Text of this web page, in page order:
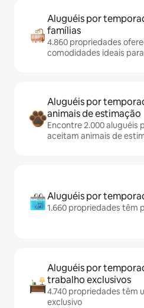
Aluguéis por
famílias
4.860 propriedades
comodidades ideais
Aluguéis por
animais de estimação
Encontre 2.000 aluguéis
aceitam animais de
Aluguéis por
1.660 propriedades têm
Aluguéis por
trabalho exclusivos
4.740 propriedades têm
exclusivo